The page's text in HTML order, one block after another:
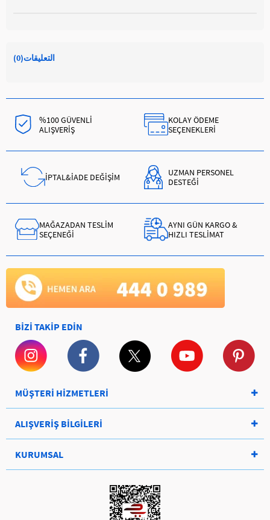
التعليقات(0)
%100 GÜVENLİ
ALIŞVERİŞ
KOLAY ÖDEME
SEÇENEKLERİ
İPTAL&İADE DEĞİŞİM
UZMAN PERSONEL
DESTEĞİ
MAĞAZADAN TESLİM
SEÇENEĞİ
AYNI GÜN KARGO &
HIZLI TESLİMAT
BİZİ TAKİP EDİN
MÜŞTERİ HİZMETLERİ
ALIŞVERİŞ BİLGİLERİ
KURUMSAL